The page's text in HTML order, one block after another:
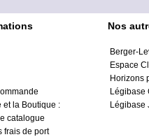
et la Boutique :
catalogue
frais de port
Nos
Berger-
Espace
Horizons
Légibase
Légibase